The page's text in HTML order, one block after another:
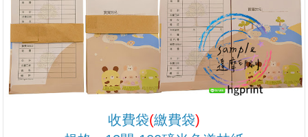
收費袋(繳費袋)